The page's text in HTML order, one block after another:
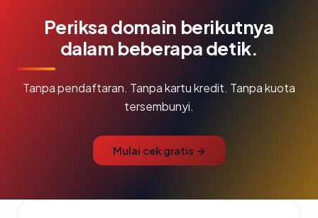
Periksa domain berikutnya
dalam beberapa detik.
Tanpa pendaftaran. Tanpa kartu kredit. Tanpa kuota
tersembunyi.
Mulai cek gratis →